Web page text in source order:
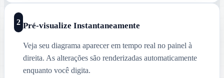
2 Pré-visualize Instantaneamente
Veja seu diagrama aparecer em tempo real no painel à
direita. As alterações são renderizadas automaticamente
enquanto você digita.